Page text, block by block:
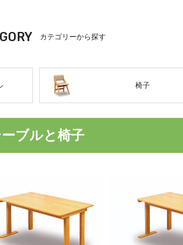
カテゴリーから探す
椅子
ブルと椅子